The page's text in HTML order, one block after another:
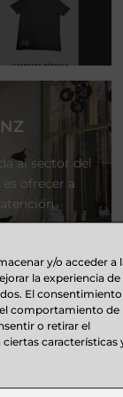
y/o acceder a
la experiencia de
El consentimiento
comportamiento de
o retirar el
características
al sector del
ofrecer a
a las ...